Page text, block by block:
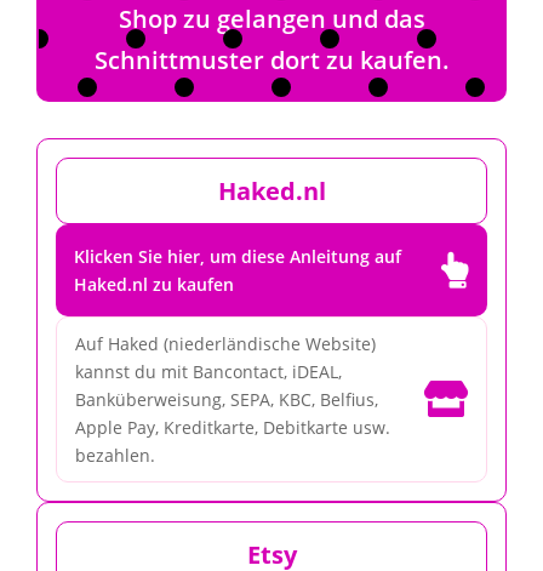
Shop zu gelangen und das
Schnittmuster dort zu kaufen.
Haked.nl
Klicken Sie hier, um diese Anleitung auf
Haked.nl zu kaufen

Auf Haked (niederländische Website)
kannst du mit Bancontact, iDEAL,
Banküberweisung, SEPA, KBC, Belfius,
Apple Pay, Kreditkarte, Debitkarte usw.
bezahlen.

Etsy